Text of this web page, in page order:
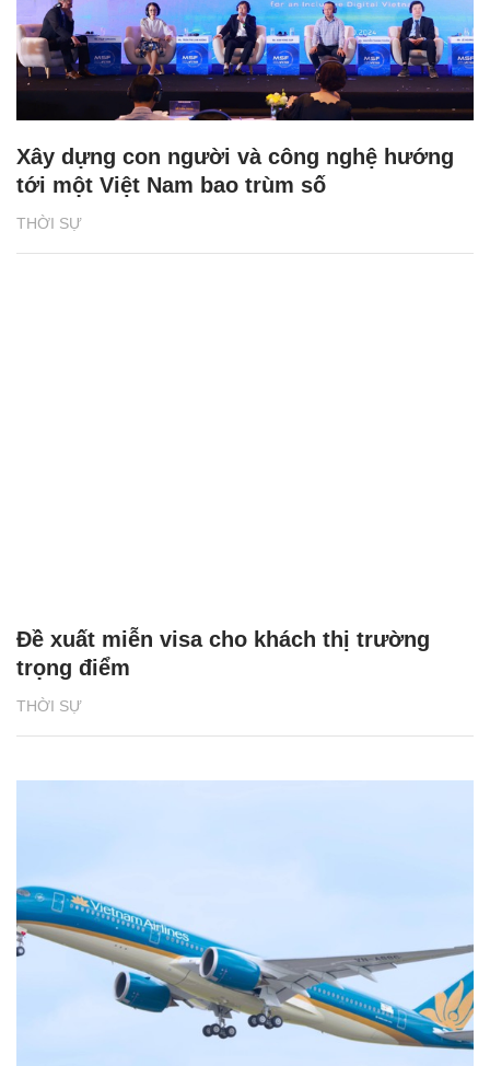
THỜI SỰ
Xây dựng con người và công nghệ hướng
tới một Việt Nam bao trùm số
THỜI SỰ
Đề xuất miễn visa cho khách thị trường
trọng điểm